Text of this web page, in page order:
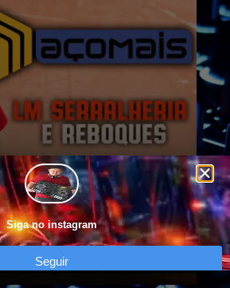
Siga no instagram
Seguir